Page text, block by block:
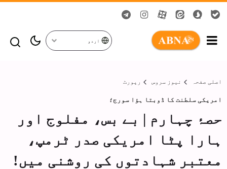
اردو
اصلی صفحہ نیوز سروس رپورٹ
امریکی سلطنت کا ڈوبتا ہؤا سورج؛
حصۂ چہارم | بے بس، مفلوج اور
ہارا پٹا امریکی صدر ٹرمپ،
معتبر شہادتوں کی روشنی میں!